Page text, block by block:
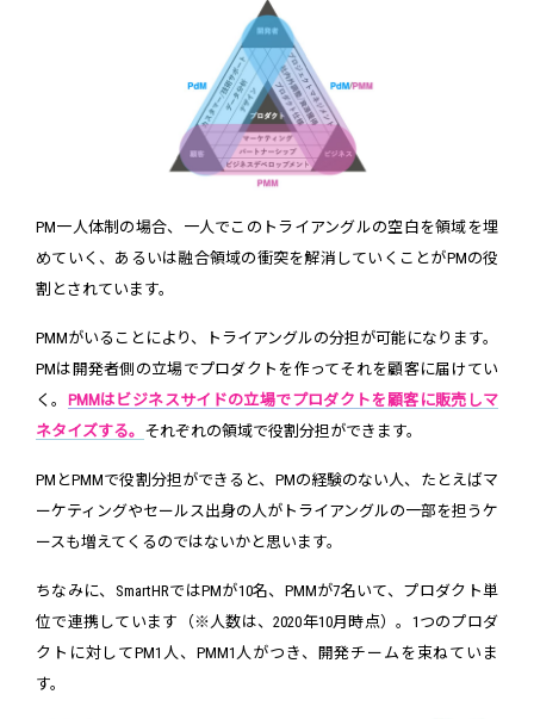
PM一人体制の場合、一人でこのトライアングルの空白を領域を埋
めていく、あるいは融合領域の衝突を解消していくことがPMの役
割とされています。
PMMがいることにより、トライアングルの分担が可能になります。
PMは開発者側の立場でプロダクトを作ってそれを顧客に届けてい
く。 PMMはビジネスサイドの立場でプロダクトを顧客に販売しマ
ネタイズする。 それぞれの領域で役割分担ができます。
PMとPMMで役割分担ができると、PMの経験のない人、たとえばマ
ーケティングやセールス出身の人がトライアングルの一部を担うケ
ースも増えてくるのではないかと思います。
ちなみに、SmartHRではPMが10名、PMMが7名いて、プロダクト単
位で連携しています（※人数は、2020年10月時点）。1つのプロダ
クトに対してPM1人、PMM1人がつき、開発チームを束ねていま
す。